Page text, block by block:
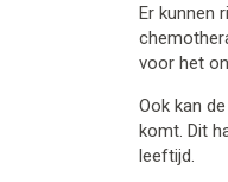
Er kunnen
voor het
Ook kan
komt. Dit
leeftijd.